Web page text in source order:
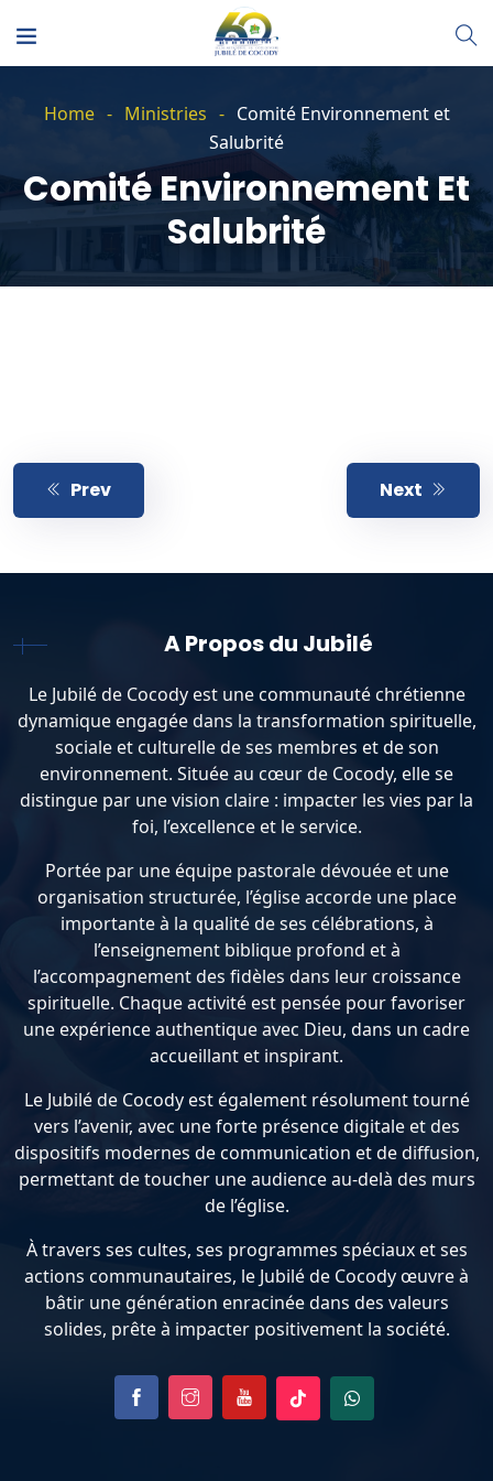
Home Ministries
Comité Environnement et
Salubrité
Comité Environnement Et
Salubrité
Prev Next
A Propos du Jubilé
Le Jubilé de Cocody est une communauté chrétienne
dynamique engagée dans la transformation spirituelle,
sociale et culturelle de ses membres et de son
environnement. Située au cœur de Cocody, elle se
distingue par une vision claire : impacter les vies par la
foi, l’excellence et le service.
Portée par une équipe pastorale dévouée et une
organisation structurée, l’église accorde une place
importante à la qualité de ses célébrations, à
l’enseignement biblique profond et à
l’accompagnement des fidèles dans leur croissance
spirituelle. Chaque activité est pensée pour favoriser
une expérience authentique avec Dieu, dans un cadre
accueillant et inspirant.
Le Jubilé de Cocody est également résolument tourné
vers l’avenir, avec une forte présence digitale et des
dispositifs modernes de communication et de diffusion,
permettant de toucher une audience au-delà des murs
de l’église.
À travers ses cultes, ses programmes spéciaux et ses
actions communautaires, le Jubilé de Cocody œuvre à
bâtir une génération enracinée dans des valeurs
solides, prête à impacter positivement la société.